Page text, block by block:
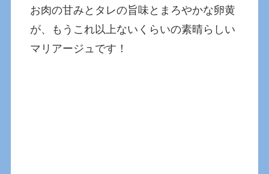
お肉の甘みとタレの旨味とまろやかな卵黄
が、もうこれ以上ないくらいの素晴らしい
マリアージュです！